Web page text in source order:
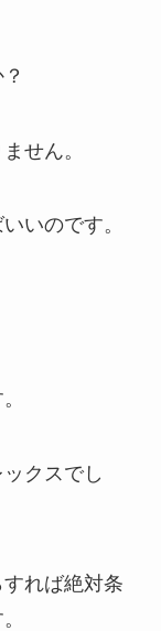
せん。
いのです。
クスでし
れば絶対条